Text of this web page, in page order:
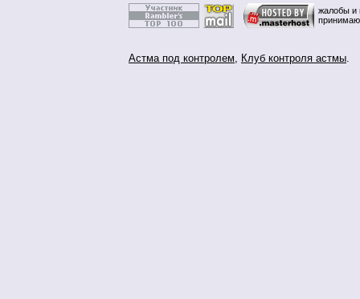
жалобы и
Астма под контролем, Клуб контроля астмы.